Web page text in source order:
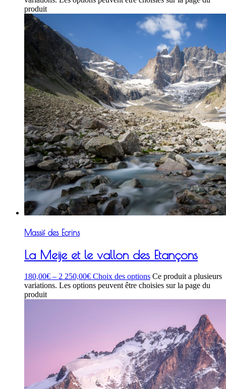
produit
Massif des Ecrins
La Meije et le vallon des Etançons
180,00€ – 2 250,00€ Choix des options Ce produit a plusieurs
variations. Les options peuvent être choisies sur la page du
produit